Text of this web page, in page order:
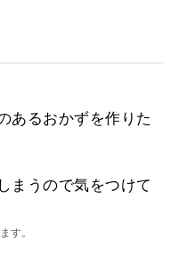
あるおかずを作りた
まうので気をつけて
す。